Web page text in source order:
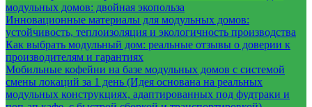
модульных домов: двойная экопольза
Инновационные материалы для модульных домов:
устойчивость, теплоизоляция и экологичность производства
Как выбрать модульный дом: реальные отзывы о доверии к
производителям и гарантиях
Мобильные кофейни на базе модульных домов с системой
смены локаций за 1 день (Идея основана на реальных
модульных конструкциях, адаптированных под фудтраки и